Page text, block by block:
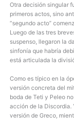
Otra decisión singular
primeros actos, sino
“segundo acto”
Luego de las tres
suspenso, llegaron la
sinfonía que habría
está articulada la
Como es típico en la
versión concreta del
boda de Teti y Peleo
acción de la Discordia.
versión de Greco,